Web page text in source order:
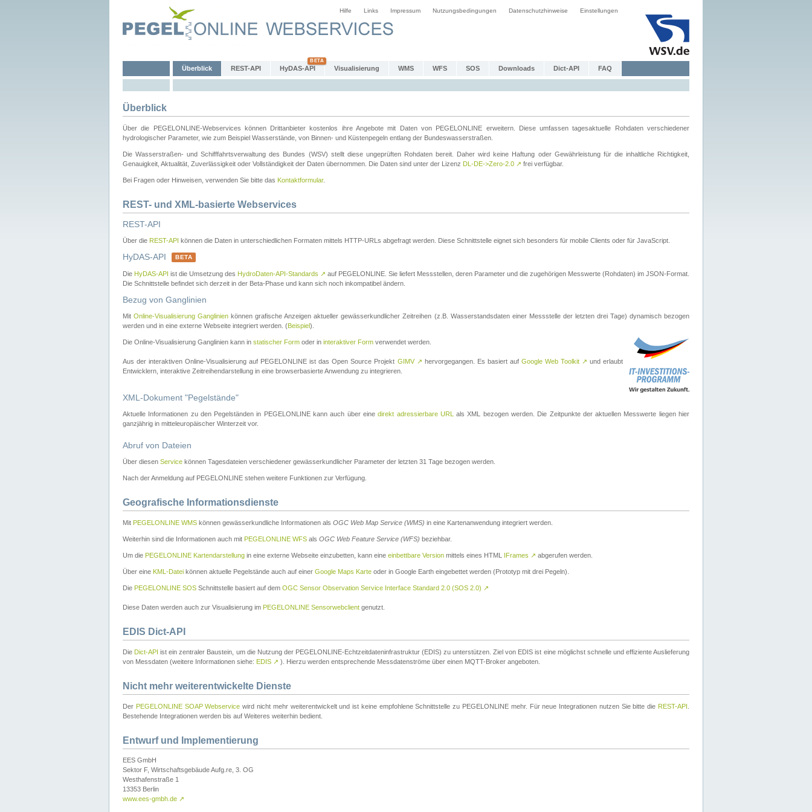
Hilfe Links Impressum Nutzungsbedingungen Datenschutzhinweise Einstellungen
Überblick REST-API HyDAS-API Visualisierung WMS WFS SOS Downloads Dict-API FAQ
Überblick
Über die PEGELONLINE-Webservices können Drittanbieter kostenlos ihre Angebote mit Daten von PEGELONLINE erweitern. Diese umfassen tagesaktuelle Rohdaten verschiedener
hydrologischer Parameter, wie zum Beispiel Wasserstände, von Binnen- und Küstenpegeln entlang der Bundeswasserstraßen.
Die Wasserstraßen- und Schifffahrtsverwaltung des Bundes (WSV) stellt diese ungeprüften Rohdaten bereit. Daher wird keine Haftung oder Gewährleistung für die inhaltliche Richtigkeit,
Genauigkeit, Aktualität, Zuverlässigkeit oder Vollständigkeit der Daten übernommen. Die Daten sind unter der Lizenz DL-DE->Zero-2.0 ↗ frei verfügbar.
Bei Fragen oder Hinweisen, verwenden Sie bitte das Kontaktformular.
REST- und XML-basierte Webservices
REST-API
Über die REST-API können die Daten in unterschiedlichen Formaten mittels HTTP-URLs abgefragt werden. Diese Schnittstelle eignet sich besonders für mobile Clients oder für JavaScript.
HyDAS-API BETA
Die HyDAS-API ist die Umsetzung des HydroDaten-API-Standards ↗ auf PEGELONLINE. Sie liefert Messstellen, deren Parameter und die zugehörigen Messwerte (Rohdaten) im JSON-Format.
Die Schnittstelle befindet sich derzeit in der Beta-Phase und kann sich noch inkompatibel ändern.
Bezug von Ganglinien
MitOnline-Visualisierung Ganglinien können grafische Anzeigen aktueller gewässerkundlicher Zeitreihen (z.B. Wasserstandsdaten einer Messstelle der letzten drei Tage) dynamisch bezogen
werden und in eine externe Webseite integriert werden. (Beispiel).
Die Online-Visualisierung Ganglinien kann in statischer Form oder in interaktiver Form verwendet werden.
Aus der interaktiven Online-Visualisierung auf PEGELONLINE ist das Open Source Projekt GIMV ↗ hervorgegangen. Es basiert auf Google Web Toolkit ↗ und erlaubt
Entwicklern, interaktive Zeitreihendarstellung in eine browserbasierte Anwendung zu integrieren.
XML-Dokument "Pegelstände"
Aktuelle Informationen zu den Pegelständen in PEGELONLINE kann auch über einedirekt adressierbare URL
als XML bezogen werden. Die Zeitpunkte der aktuellen Messwerte liegen hier
ganzjährig in mitteleuropäischer Winterzeit vor.
Abruf von Dateien
Über diesen Service können Tagesdateien verschiedener gewässerkundlicher Parameter der letzten 31 Tage bezogen werden.
Nach der Anmeldung auf PEGELONLINE stehen weitere Funktionen zur Verfügung.
Geografische Informationsdienste
Mit PEGELONLINE WMS können gewässerkundliche Informationen als OGC Web Map Service (WMS) in eine Kartenanwendung integriert werden.
Weiterhin sind die Informationen auch mit PEGELONLINE WFS als OGC Web Feature Service (WFS) beziehbar.
Um die PEGELONLINE Kartendarstellung in eine externe Webseite einzubetten, kann eine einbettbare Version mittels eines HTML IFrames ↗ abgerufen werden.
Über eine KML-Datei können aktuelle Pegelstände auch auf einer Google Maps Karte oder in Google Earth eingebettet werden (Prototyp mit drei Pegeln).
Die PEGELONLINE SOS Schnittstelle basiert auf dem OGC Sensor Observation Service Interface Standard 2.0 (SOS 2.0) ↗
Diese Daten werden auch zur Visualisierung im PEGELONLINE Sensorwebclient genutzt.
EDIS Dict-API
Die Dict-API ist ein zentraler Baustein, um die Nutzung der PEGELONLINE-Echtzeitdateninfrastruktur (EDIS) zu unterstützen. Ziel von EDIS ist eine möglichst schnelle und effiziente Auslieferung
von Messdaten (weitere Informationen siehe: EDIS ↗ ). Hierzu werden entsprechende Messdatenströme über einen MQTT-Broker angeboten.
Nicht mehr weiterentwickelte Dienste
Der PEGELONLINE SOAP Webservice wird nicht mehr weiterentwickelt und ist keine empfohlene Schnittstelle zu PEGELONLINE mehr. Für neue Integrationen nutzen Sie bitte die REST-API
Bestehende Integrationen werden bis auf Weiteres weiterhin bedient.
Entwurf und Implementierung
EES GmbH
Sektor F, Wirtschaftsgebäude Aufg.re, 3. OG
Westhafenstraße 1
13353 Berlin
www.ees-gmbh.de ↗